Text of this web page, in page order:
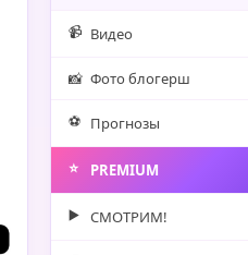
📹 Видео
📸 Фото блогерш
⚽️ Прогнозы
⭐️ PREMIUM
▶️ СМОТРИМ!